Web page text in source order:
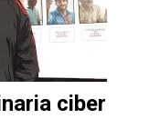
ciber